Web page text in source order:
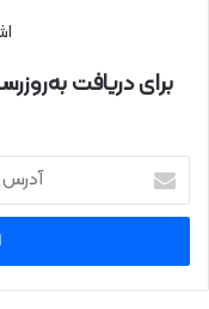
برای دریافت
ر
ا
ی